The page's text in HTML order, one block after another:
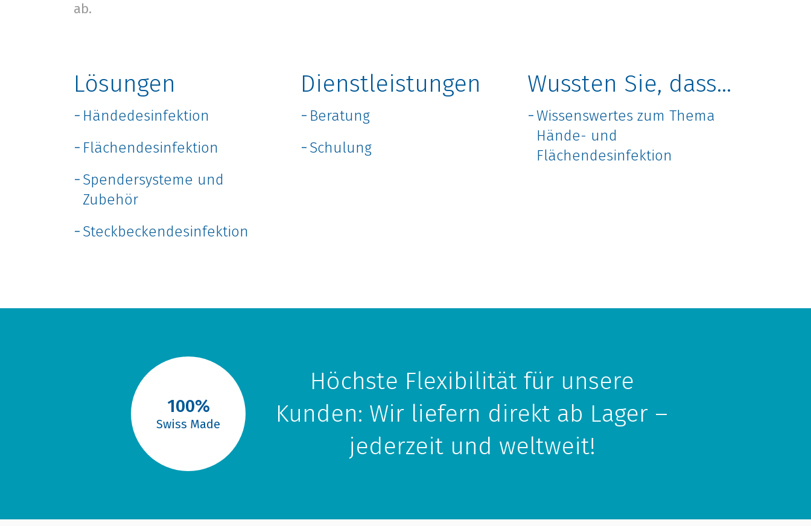
ab.
Lösungen
Händedesinfektion
Flächendesinfektion
Spendersysteme und
Zubehör
Steckbeckendesinfektion
Dienstleistungen
Beratung
Schulung
Wussten Sie, dass...
Wissenswertes zum Thema
Hände- und
Flächendesinfektion
100%
Swiss Made
Höchste Flexibilität für unsere
Kunden: Wir liefern direkt ab Lager –
jederzeit und weltweit!